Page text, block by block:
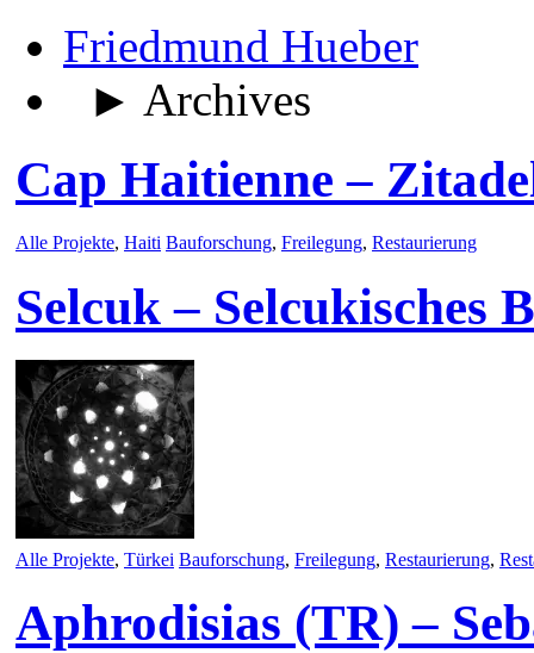
Friedmund Hueber
► Archives
Cap Haitienne –
Alle Projekte, Haiti Bauforschung, Freilegung, Restaurierung
Selcuk – Selcukisches
Alle Projekte, Türkei Bauforschung, Freilegung, Restaurierung,
Aphrodisias (TR) –